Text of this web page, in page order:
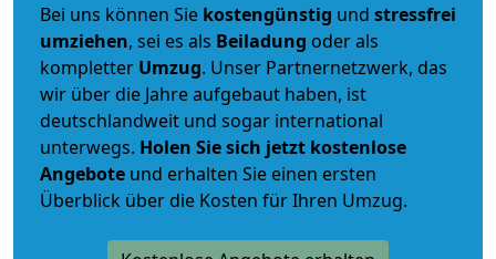
Bei uns können Sie kostengünstig und stressfrei
umziehen, sei es als Beiladung oder als
kompletter Umzug. Unser Partnernetzwerk, das
wir über die Jahre aufgebaut haben, ist
deutschlandweit und sogar international
unterwegs. Holen Sie sich jetzt kostenlose
Angebote und erhalten Sie einen ersten
Überblick über die Kosten für Ihren Umzug.